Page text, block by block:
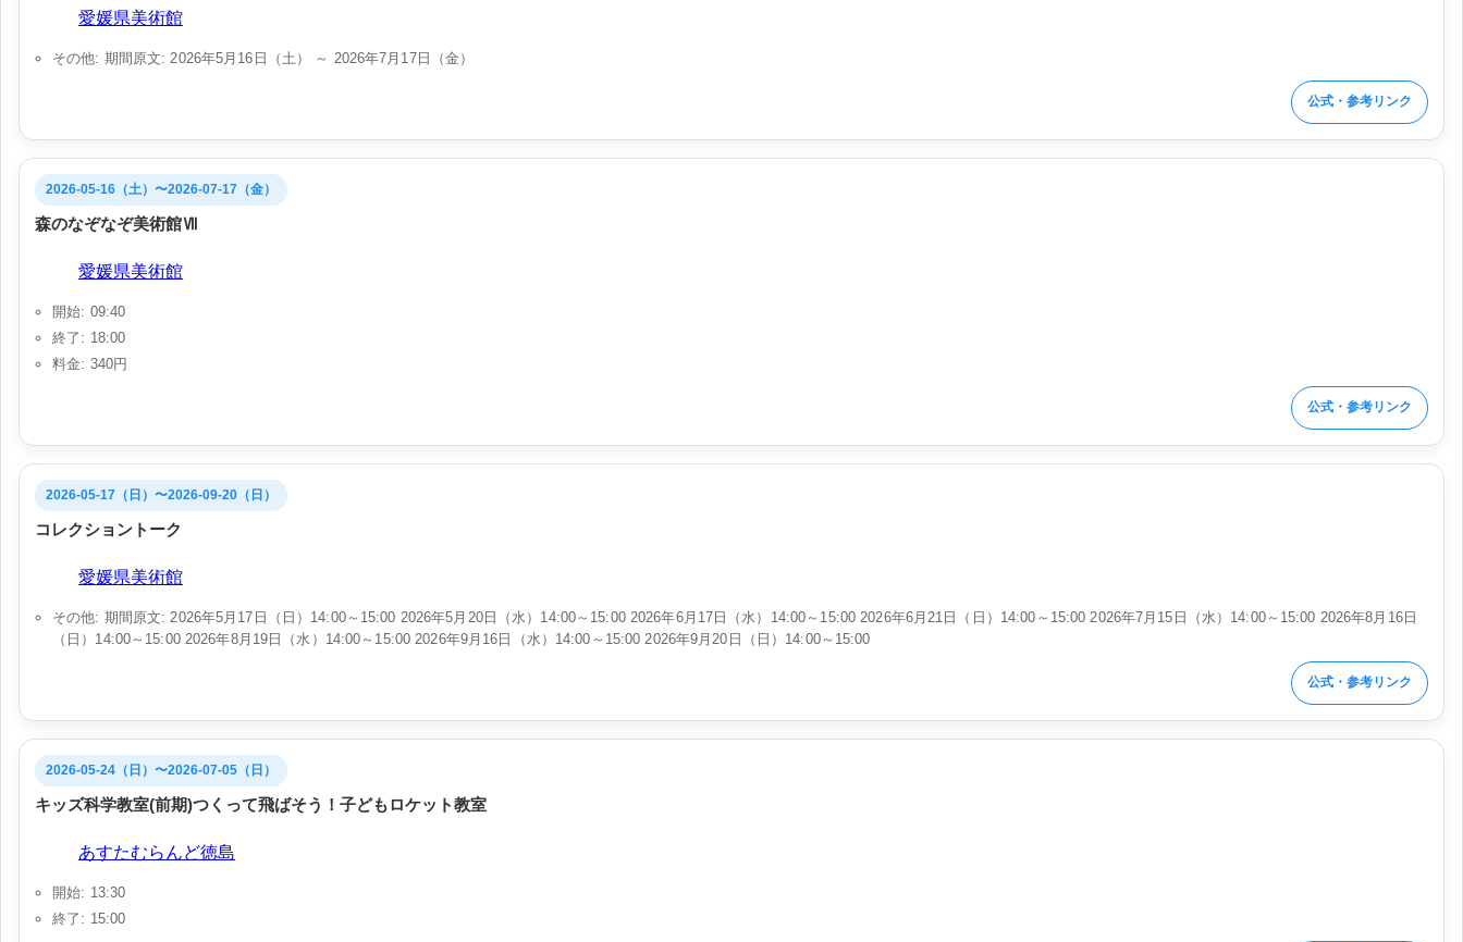
愛媛県美術館
その他: 期間原文: 2026年5月16日（土） ～ 2026年7月17日（金）
公式・参考リンク
2026-05-16（土）〜2026-07-17（金）
森のなぞなぞ美術館Ⅶ
愛媛県美術館
開始: 09:40
終了: 18:00
料金: 340円
公式・参考リンク
2026-05-17（日）〜2026-09-20（日）
コレクショントーク
愛媛県美術館
その他: 期間原文: 2026年5月17日（日）14:00～15:00 2026年5月20日（水）14:00～15:00 2026年6月17日（水）14:00～15:00 2026年6月21日（日）14:00～15:00 2026年7月15日（水）14:00～15:00 2026年8月16日
（日）14:00～15:00 2026年8月19日（水）14:00～15:00 2026年9月16日（水）14:00～15:00 2026年9月20日（日）14:00～15:00
公式・参考リンク
2026-05-24（日）〜2026-07-05（日）
キッズ科学教室(前期)つくって飛ばそう！子どもロケット教室
あすたむらんど徳島
開始: 13:30
終了: 15:00